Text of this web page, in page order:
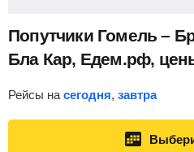
Попутчики Гомель –
Бла Кар, Едем.рф,
Рейсы на сегодня, завтра